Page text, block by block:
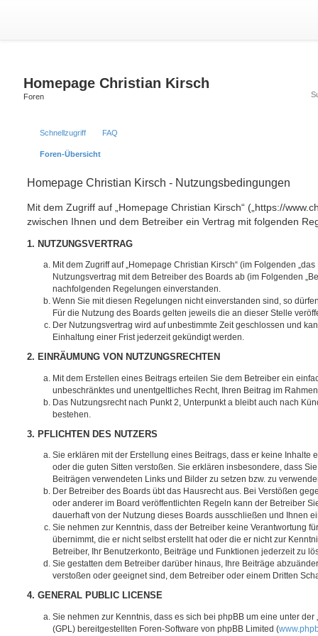
Homepage Christian Kirsch
Foren
Schnellzugriff FAQ
Foren-Übersicht
Homepage Christian Kirsch - Nutzungsbedingungen
Mit dem Zugriff auf „Homepage Christian Kirsch“ („https://
zwischen Ihnen und dem Betreiber ein Vertrag mit folgenden
1. NUTZUNGSVERTRAG
Mit dem Zugriff auf „Homepage Christian Kirsch“ (im Folgenden
Nutzungsvertrag mit dem Betreiber des Boards ab (im Folgenden
nachfolgenden Regelungen einverstanden.
Wenn Sie mit diesen Regelungen nicht einverstanden sind, so
Für die Nutzung des Boards gelten jeweils die an dieser Stelle
Der Nutzungsvertrag wird auf unbestimmte Zeit geschlossen und
Einhaltung einer Frist jederzeit gekündigt werden.
2. EINRÄUMUNG VON NUTZUNGSRECHTEN
Mit dem Erstellen eines Beitrags erteilen Sie dem Betreiber ein
unbeschränktes und unentgeltliches Recht, Ihren Beitrag im
Das Nutzungsrecht nach Punkt 2, Unterpunkt a bleibt auch nach
bestehen.
3. PFLICHTEN DES NUTZERS
Sie erklären mit der Erstellung eines Beitrags, dass er keine Inhalte
oder die guten Sitten verstoßen. Sie erklären insbesondere, dass
Beiträgen verwendeten Links und Bilder zu setzen bzw. zu
Der Betreiber des Boards übt das Hausrecht aus. Bei Verstößen
oder anderer im Board veröffentlichten Regeln kann der Betreiber
dauerhaft von der Nutzung dieses Boards ausschließen und Ihnen
Sie nehmen zur Kenntnis, dass der Betreiber keine Verantwortung
übernimmt, die er nicht selbst erstellt hat oder die er nicht zur
Betreiber, Ihr Benutzerkonto, Beiträge und Funktionen jederzeit zu
Sie gestatten dem Betreiber darüber hinaus, Ihre Beiträge
verstoßen oder geeignet sind, dem Betreiber oder einem Dritten
4. GENERAL PUBLIC LICENSE
Sie nehmen zur Kenntnis, dass es sich bei phpBB um eine unter der
(GPL) bereitgestellten Foren-Software von phpBB Limited (